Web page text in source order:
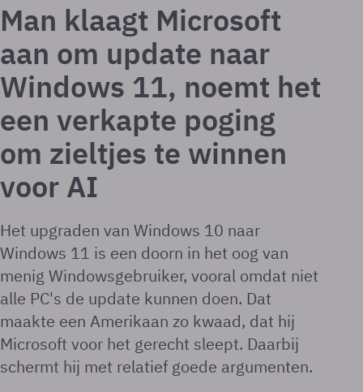
Man klaagt Microsoft
aan om update naar
Windows 11, noemt het
een verkapte poging
om zieltjes te winnen
voor AI
Het upgraden van Windows 10 naar
Windows 11 is een doorn in het oog van
menig Windowsgebruiker, vooral omdat niet
alle PC's de update kunnen doen. Dat
maakte een Amerikaan zo kwaad, dat hij
Microsoft voor het gerecht sleept. Daarbij
schermt hij met relatief goede argumenten.